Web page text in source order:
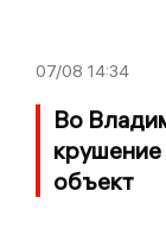
07/08 14:34
Во
объект